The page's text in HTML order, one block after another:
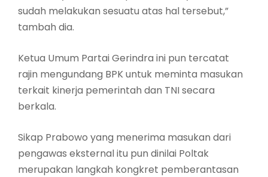
sudah melakukan sesuatu atas hal tersebut,”
tambah dia.
Ketua Umum Partai Gerindra ini pun tercatat
rajin mengundang BPK untuk meminta masukan
terkait kinerja pemerintah dan TNI secara
berkala.
Sikap Prabowo yang menerima masukan dari
pengawas eksternal itu pun dinilai Poltak
merupakan langkah kongkret pemberantasan